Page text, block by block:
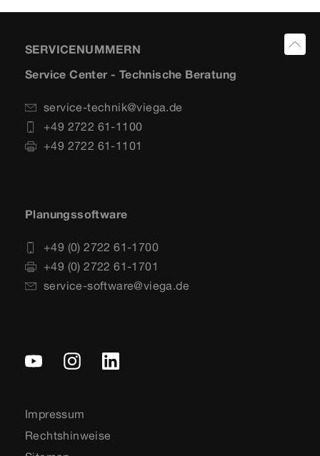
SERVICENUMMERN
Service Center - Technische Beratung
service-technik@viega.de
+49 2722 61-1100
+49 2722 61-1101
Planungssoftware
+49 (0) 2722 61-1700
+49 (0) 2722 61-1701
service-software@viega.de
Impressum
Rechtshinweise